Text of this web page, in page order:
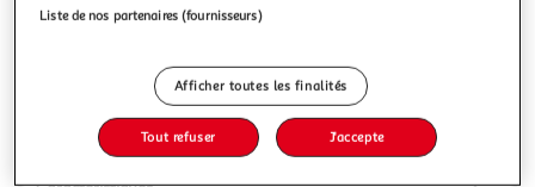
Afficher le prix
Description
Liste de nos partenaires (fournisseurs)
Afficher toutes les finalités
Tout refuser J'accepte